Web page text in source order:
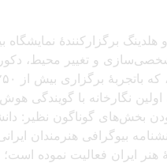
و هلدینگ برگزارکنندهٔ
و تغییر محیط،
اولین نگارخانه با گویندگی
بودن بخش‌های گوناگون نظیر:
بیوگرافی هنرمندان
ایران فعالیت نموده است؛